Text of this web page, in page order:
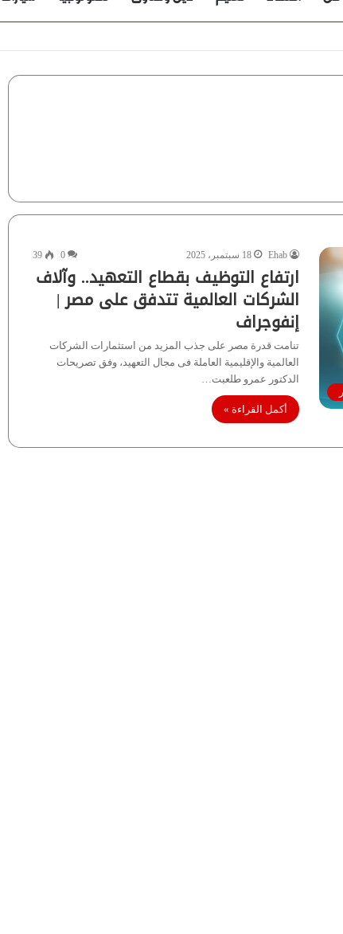
Ehab 18 سبتمبر، 2025 0
39
ارتفاع التوظيف بقطاع التعهيد.. وآلاف
الشركات العالمية تتدفق على مصر |
إنفوجراف
تنامت قدرة مصر على جذب المزيد من استثمارات الشركات
العالمية والإقليمية العاملة فى مجال التعهيد، وفق تصريحات
الدكتور عمرو طلعبت…
أكمل القراءة »